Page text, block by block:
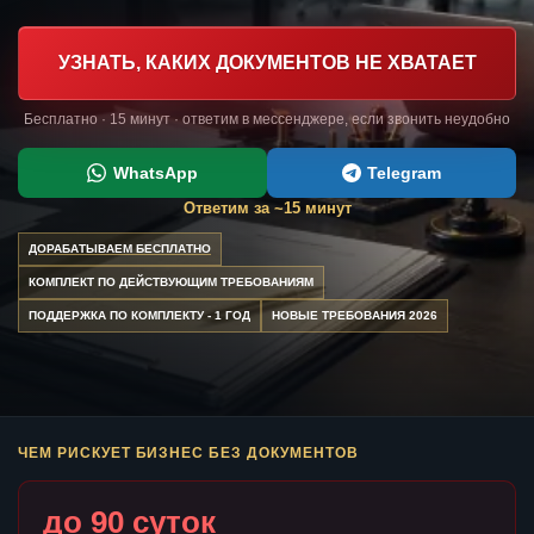
УЗНАТЬ, КАКИХ ДОКУМЕНТОВ НЕ ХВАТАЕТ
Бесплатно · 15 минут · ответим в мессенджере, если звонить неудобно
WhatsApp Telegram
Ответим за ~15 минут
ДОРАБАТЫВАЕМ БЕСПЛАТНО
КОМПЛЕКТ ПО ДЕЙСТВУЮЩИМ ТРЕБОВАНИЯМ
ПОДДЕРЖКА ПО КОМПЛЕКТУ - 1 ГОД НОВЫЕ ТРЕБОВАНИЯ 2026
ЧЕМ РИСКУЕТ БИЗНЕС БЕЗ ДОКУМЕНТОВ
до 90 суток